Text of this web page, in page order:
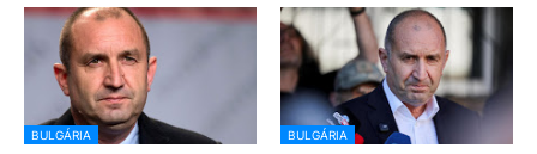
BULGÁRIA BULGÁRIA